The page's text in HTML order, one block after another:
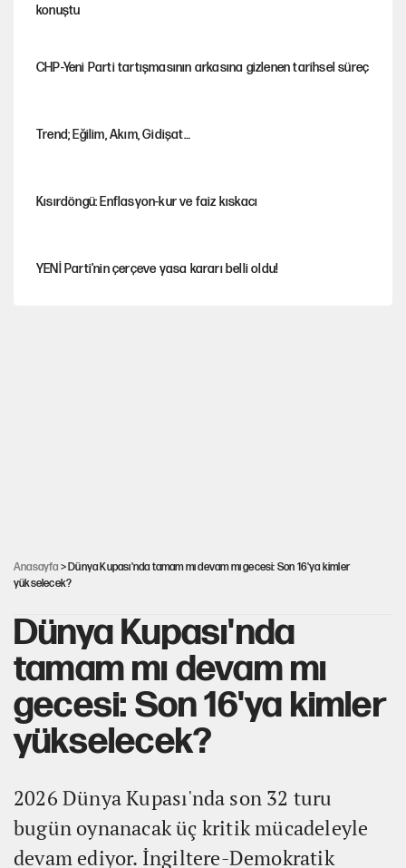
konuştu
CHP-Yeni Parti tartışmasının arkasına gizlenen tarihsel süreç
Trend; Eğilim, Akım, Gidişat…
Kısırdöngü: Enflasyon-kur ve faiz kıskacı
YENİ Parti'nin çerçeve yasa kararı belli oldu!
Anasayfa > Dünya Kupası'nda tamam mı devam mı gecesi: Son 16'ya kimler
yükselecek?
Dünya Kupası'nda
tamam mı devam mı
gecesi: Son 16'ya kimler
yükselecek?
2026 Dünya Kupası'nda son 32 turu
bugün oynanacak üç kritik mücadeleyle
devam ediyor. İngiltere-Demokratik